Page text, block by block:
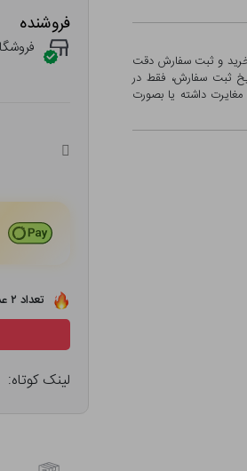
خرید و ثبت سفارش دقت
ثبت سفارش، فقط در
داشته یا بصورت
فروشنده
تعداد ۲ عدد در انبار موجود است
لینک کوتاه: